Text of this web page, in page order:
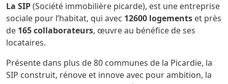
La SIP(Société immobilière picarde), est une entreprise
sociale pour l’habitat, qui avec 12600 logements et près
de 165 collaborateurs, œuvre au bénéfice de ses
locataires.
Présente dans plus de 80 communes de la Picardie, la
SIP construit, rénove et innove avec pour ambition, la